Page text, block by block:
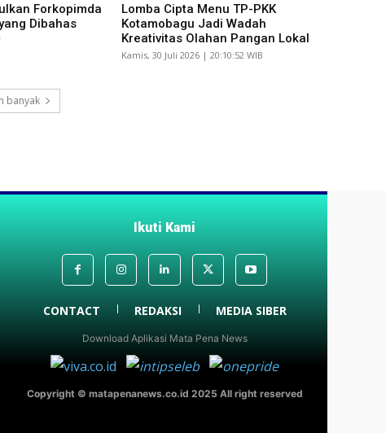
Forkopimda
Dibahas
Lomba Cipta Menu TP-PKK
Kotamobagu Jadi Wadah
Kreativitas Olahan Pangan Lokal
Kamis, 30 Juli 2026 | 20:10:52 WIB
banyak
Ikuti Kami
CONTACT REDAKSI MEDIA SIBER
Download Aplikasi Mata Pena News
Copyright © matapenanews.co.id 2025 All right reserved